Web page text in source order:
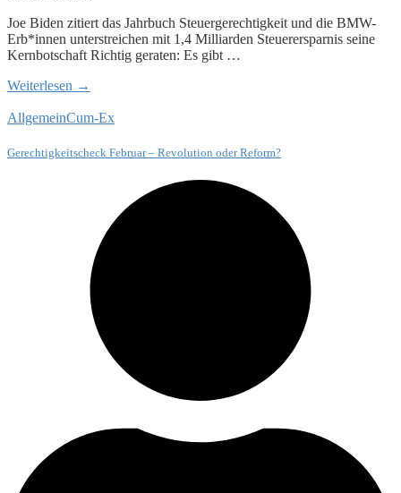
Joe Biden zitiert das Jahrbuch Steuergerechtigkeit und die BMW-
Erb*innen unterstreichen mit 1,4 Milliarden Steuerersparnis seine
Kernbotschaft Richtig geraten: Es gibt …
Weiterlesen →
AllgemeinCum-Ex
Gerechtigkeitscheck Februar – Revolution oder Reform?